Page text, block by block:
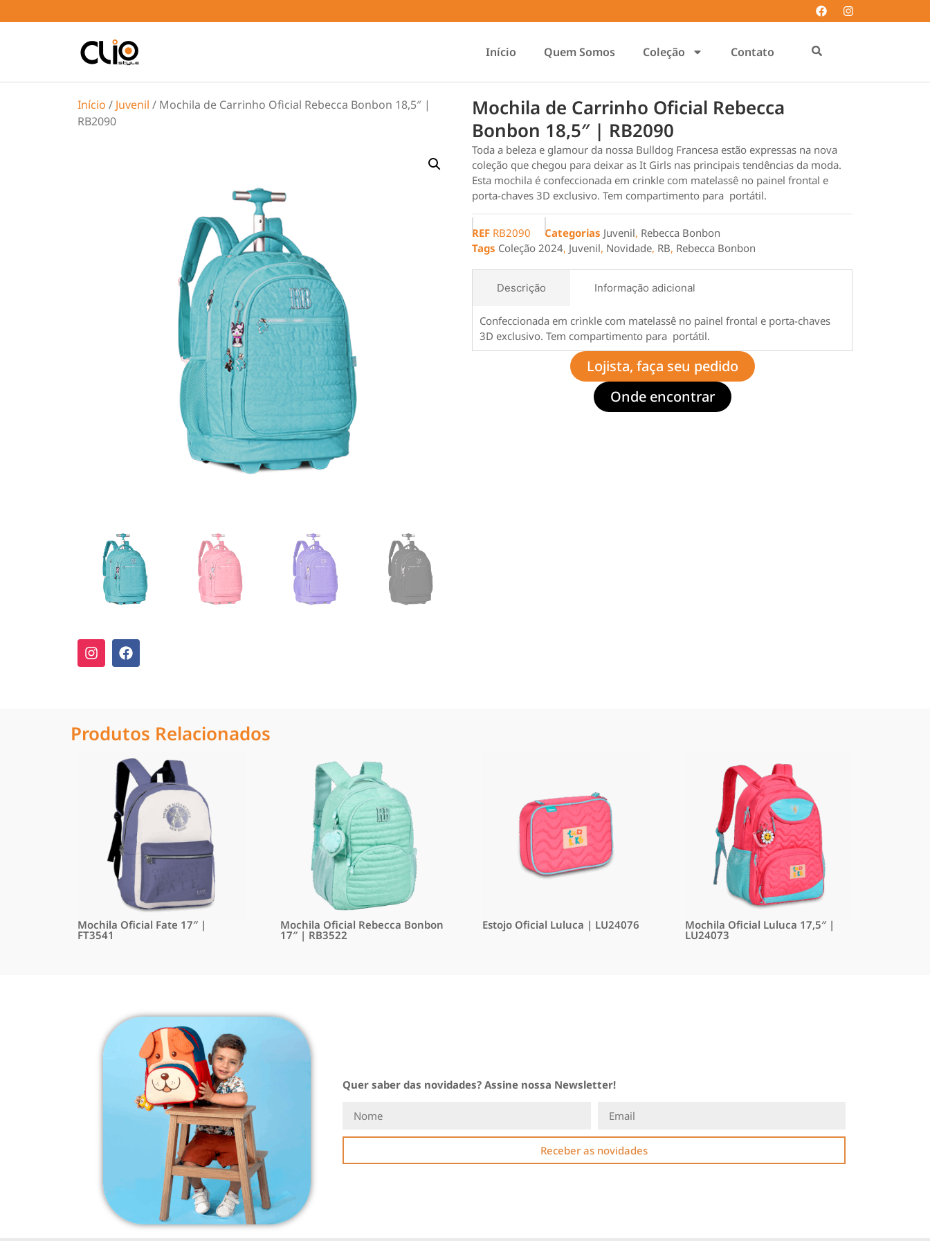
Início Quem Somos Coleção Contato
Início / Juvenil / Mochila de Carrinho Oficial Rebecca Bonbon 18,5″ |
RB2090
Mochila de Carrinho Oficial Rebecca
Bonbon 18,5″ | RB2090
Toda a beleza e glamour da nossa Bulldog Francesa estão expressas na nova
coleção que chegou para deixar as It Girls nas principais tendências da moda.
Esta mochila é confeccionada em crinkle com matelassê no painel frontal e
porta-chaves 3D exclusivo. Tem compartimento para portátil.
REF RB2090 Categorias Juvenil, Rebecca Bonbon
Tags Coleção 2024, Juvenil, Novidade, RB, Rebecca Bonbon
Descrição Informação adicional
Confeccionada em crinkle com matelassê no painel frontal e porta-chaves
3D exclusivo. Tem compartimento para portátil.
Lojista, faça seu pedido
Onde encontrar
Produtos Relacionados
Mochila Oficial Fate 17″ |
FT3541
Mochila Oficial Rebecca Bonbon
17″ | RB3522
Estojo Oficial Luluca | LU24076 Mochila Oficial Luluca 17,5″ |
LU24073
Quer saber das novidades? Assine nossa Newsletter!
Receber as novidades